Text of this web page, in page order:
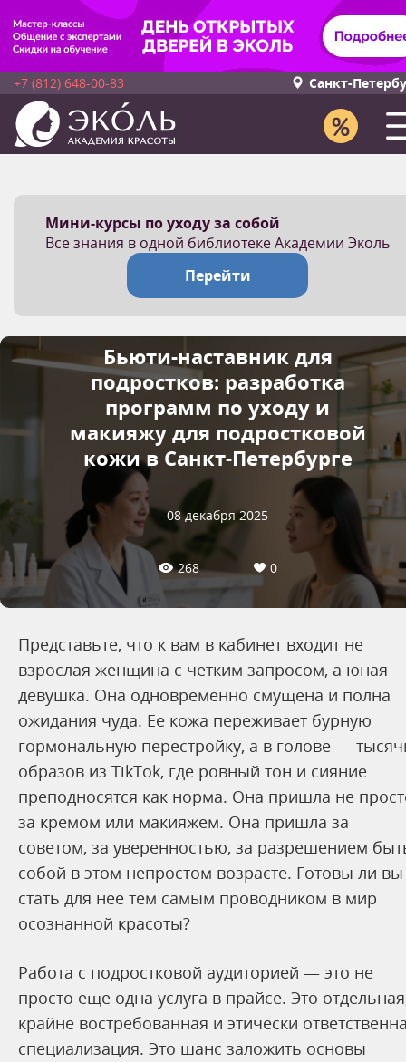
+7 (812) 648-00-83 Санкт-
Мини-курсы по уходу за собой
Все знания в одной библиотеке Академии Эколь
Перейти
Бьюти-наставник для
подростков: разработка
программ по уходу и
макияжу для подростковой
кожи в Санкт-Петербурге
08 декабря 2025
268 0
Представьте, что к вам в кабинет входит не
взрослая женщина с четким запросом, а юная
девушка. Она одновременно смущена и полна
ожидания чуда. Ее кожа переживает бурную
гормональную перестройку, а в голове —
образов из TikTok, где ровный тон и сияние
преподносятся как норма. Она пришла не
за кремом или макияжем. Она пришла за
советом, за уверенностью, за разрешением
собой в этом непростом возрасте. Готовы ли вы
стать для нее тем самым проводником в мир
осознанной красоты?
Работа с подростковой аудиторией — это не
просто еще одна услуга в прайсе. Это
крайне востребованная и этически
специализация. Это шанс заложить основы